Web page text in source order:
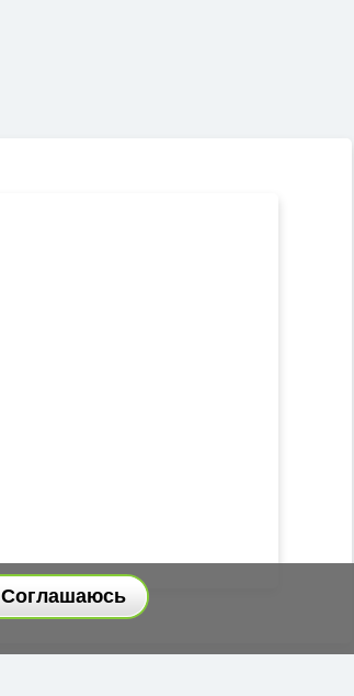
Соглашаюсь